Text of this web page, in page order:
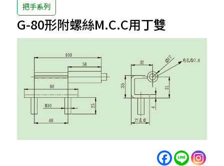
把手系列
G-80形附螺絲M.C.C用丁雙